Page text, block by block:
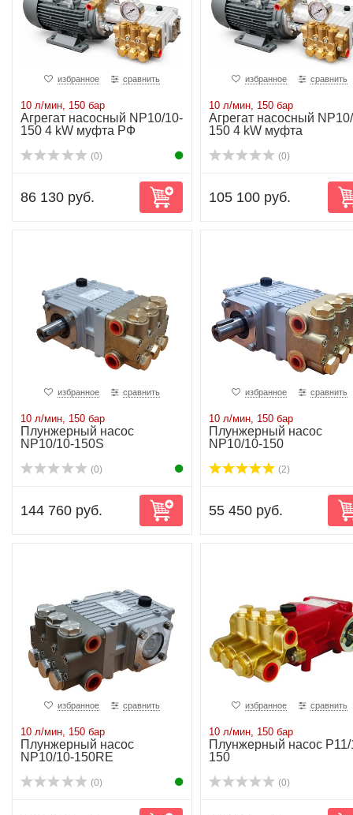
избранное сравнить
10 л/мин, 150 бар
Агрегат насосный NP10/10-
150 4 kW муфта РФ
(0)
86 130 руб.
избранное сравнить
10 л/мин, 150 бар
Агрегат насосный
150 4 kW муфта
(0)
105 100 руб.
избранное сравнить
10 л/мин, 150 бар
Плунжерный насос
NP10/10-150S
(0)
144 760 руб.
избранное сравнить
10 л/мин, 150 бар
Плунжерный насос
NP10/10-150
(2)
55 450 руб.
избранное сравнить
10 л/мин, 150 бар
Плунжерный насос
NP10/10-150RE
(0)
избранное сравнить
10 л/мин, 150 бар
Плунжерный насос P11/
150
(0)